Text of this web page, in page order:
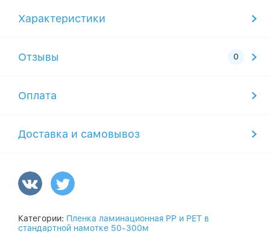
Характеристики
Отзывы
Оплата
Доставка и самовывоз
Категории: Пленка ламинационная PP и PET в
стандартной намотке 50-300м